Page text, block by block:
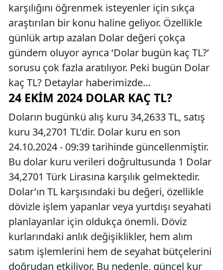
karşılığını öğrenmek isteyenler için sıkça
araştırılan bir konu haline geliyor. Özellikle
günlük artıp azalan Dolar değeri çokça
gündem oluyor ayrıca ‘Dolar bugün kaç TL?’
sorusu çok fazla aratılıyor. Peki bugün Dolar
kaç TL? Detaylar haberimizde…
24 EKIM 2024 DOLAR KAÇ TL?
Doların bugünkü alış kuru 34,2633 TL, satış
kuru 34,2701 TL'dir. Dolar kuru en son
24.10.2024 - 09:39 tarihinde güncellenmiştir.
Bu dolar kuru verileri doğrultusunda 1 Dolar
34,2701 Türk Lirasına karşılık gelmektedir.
Dolar’ın TL karşısındaki bu değeri, özellikle
dövizle işlem yapanlar veya yurtdışı seyahati
planlayanlar için oldukça önemli. Döviz
kurlarındaki anlık değişiklikler, hem alım
satım işlemlerini hem de seyahat bütçelerini
doğrudan etkiliyor. Bu nedenle, güncel kur